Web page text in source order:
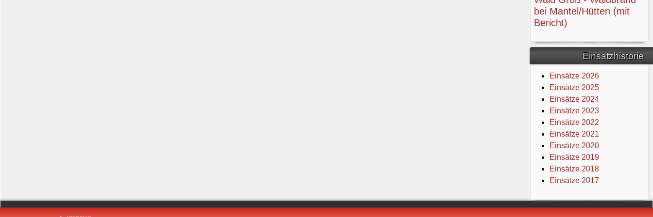
bei Mantel/Hütten (mit
Bericht)
Einsatzhistorie
Einsätze 2026
Einsätze 2025
Einsätze 2024
Einsätze 2023
Einsätze 2022
Einsätze 2021
Einsätze 2020
Einsätze 2019
Einsätze 2018
Einsätze 2017